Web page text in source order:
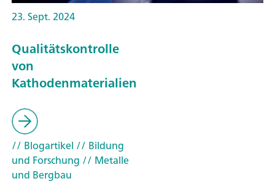
23. Sept. 2024
Qualitätskontrolle
von
Kathodenmaterialien
// Blogartikel // Bildung
und Forschung // Metalle
und Bergbau